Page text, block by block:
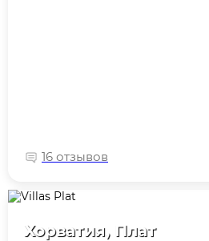
16 отзывов
Хорватия, Плат